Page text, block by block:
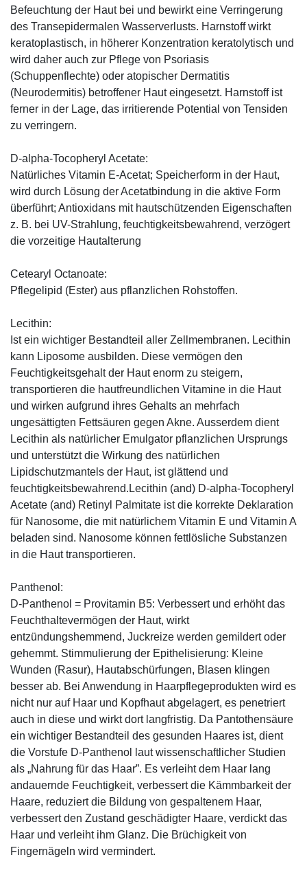
Befeuchtung der Haut bei und bewirkt eine Verringerung
des Transepidermalen Wasserverlusts. Harnstoff wirkt
keratoplastisch, in höherer Konzentration keratolytisch und
wird daher auch zur Pflege von Psoriasis
(Schuppenflechte) oder atopischer Dermatitis
(Neurodermitis) betroffener Haut eingesetzt. Harnstoff ist
ferner in der Lage, das irritierende Potential von Tensiden
zu verringern.
D-alpha-Tocopheryl Acetate:
Natürliches Vitamin E-Acetat; Speicherform in der Haut,
wird durch Lösung der Acetatbindung in die aktive Form
überführt; Antioxidans mit hautschützenden Eigenschaften
z. B. bei UV-Strahlung, feuchtigkeitsbewahrend, verzögert
die vorzeitige Hautalterung
Cetearyl Octanoate:
Pflegelipid (Ester) aus pflanzlichen Rohstoffen.
Lecithin:
Ist ein wichtiger Bestandteil aller Zellmembranen. Lecithin
kann Liposome ausbilden. Diese vermögen den
Feuchtigkeitsgehalt der Haut enorm zu steigern,
transportieren die hautfreundlichen Vitamine in die Haut
und wirken aufgrund ihres Gehalts an mehrfach
ungesättigten Fettsäuren gegen Akne. Ausserdem dient
Lecithin als natürlicher Emulgator pflanzlichen Ursprungs
und unterstützt die Wirkung des natürlichen
Lipidschutzmantels der Haut, ist glättend und
feuchtigkeitsbewahrend.Lecithin (and) D-alpha-Tocopheryl
Acetate (and) Retinyl Palmitate ist die korrekte Deklaration
für Nanosome, die mit natürlichem Vitamin E und Vitamin A
beladen sind. Nanosome können fettlösliche Substanzen
in die Haut transportieren.
Panthenol:
D-Panthenol = Provitamin B5: Verbessert und erhöht das
Feuchthaltevermögen der Haut, wirkt
entzündungshemmend, Juckreize werden gemildert oder
gehemmt. Stimmulierung der Epithelisierung: Kleine
Wunden (Rasur), Hautabschürfungen, Blasen klingen
besser ab. Bei Anwendung in Haarpflegeprodukten wird es
nicht nur auf Haar und Kopfhaut abgelagert, es penetriert
auch in diese und wirkt dort langfristig. Da Pantothensäure
ein wichtiger Bestandteil des gesunden Haares ist, dient
die Vorstufe D-Panthenol laut wissenschaftlicher Studien
als „Nahrung für das Haar”. Es verleiht dem Haar lang
andauernde Feuchtigkeit, verbessert die Kämmbarkeit der
Haare, reduziert die Bildung von gespaltenem Haar,
verbessert den Zustand geschädigter Haare, verdickt das
Haar und verleiht ihm Glanz. Die Brüchigkeit von
Fingernägeln wird vermindert.